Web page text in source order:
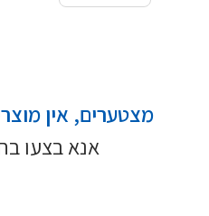
מצטערים, אין
אנא בצעו